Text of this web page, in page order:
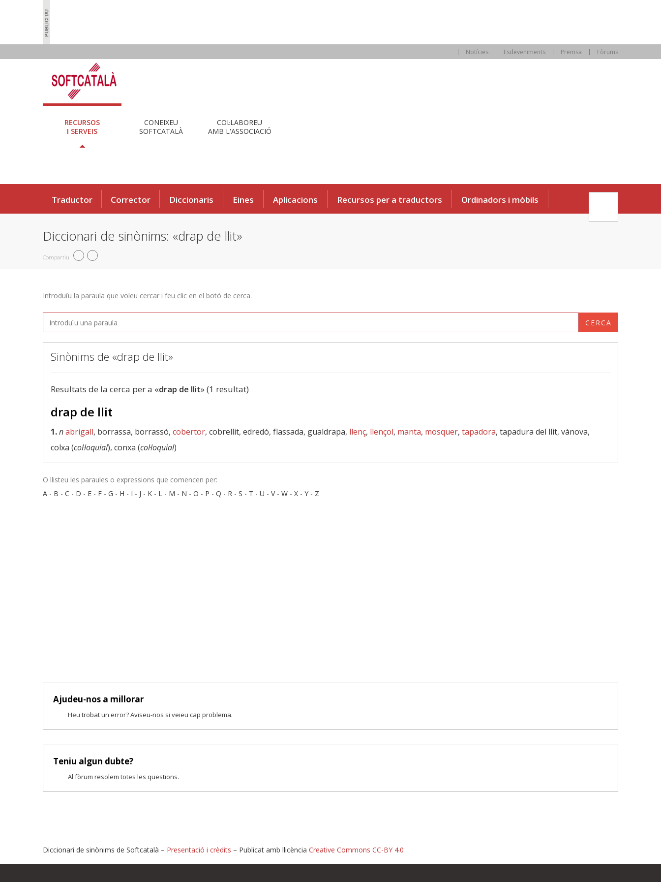
Notícies Esdeveniments Premsa Fòrums
RECURSOS
I SERVEIS
CONEIXEU
SOFTCATALÀ
COL·LABOREU
AMB L'ASSOCIACIÓ
Traductor Corrector Diccionaris Eines Aplicacions Recursos per a traductors Ordinadors i mòbils
Diccionari de sinònims: «drap de llit»
Compartiu
Introduïu la paraula que voleu cercar i feu clic en el botó de cerca.
CERCA
Sinònims de «drap de llit»
Resultats de la cerca per a «drap de llit» (1 resultat)
drap de llit
1.nabrigall, borrassa, borrassó, cobertor, cobrellit, edredó, flassada, gualdrapa, llenç, llençol, manta, mosquer, tapadora, tapadura del llit, vànova,
colxa (col·loquial), conxa (col·loquial)
O llisteu les paraules o expressions que comencen per:
A - B - C - D - E - F - G - H - I - J - K - L - M - N - O - P - Q - R - S - T - U - V- W - X - Y - Z
Ajudeu-nos a millorar
Heu trobat un error? Aviseu-nos si veieu cap problema.
Teniu algun dubte?
Al fòrum resolem totes les qüestions.
Diccionari de sinònims de Softcatalà – Presentació i crèdits – Publicat amb llicència Creative Commons CC-BY 4.0